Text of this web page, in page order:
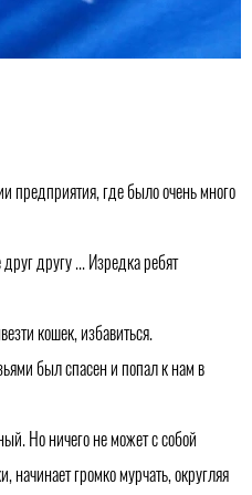
предприятия, где было очень много
другу ... Изредка ребят
кошек, избавиться.
был спасен и попал к нам в
Но ничего не может с собой
начинает громко мурчать, округляя